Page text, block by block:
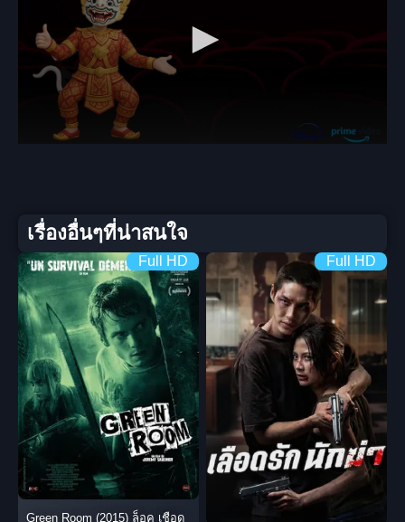
เรื่องอื่นๆที่น่าสนใจ
Full HD
Green Room (2015) ล็อค เชือด
Full HD